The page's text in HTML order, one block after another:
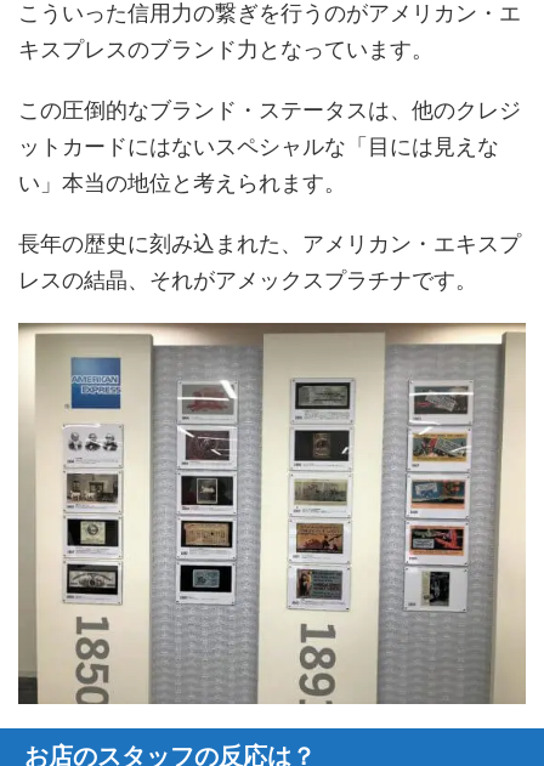
こういった信用力の繋ぎを行うのがアメリカン・エ
キスプレスのブランド力となっています。
この圧倒的なブランド・ステータスは、他のクレジ
ットカードにはないスペシャルな「目には見えな
い」本当の地位と考えられます。
長年の歴史に刻み込まれた、アメリカン・エキスプ
レスの結晶、それがアメックスプラチナです。
お店のスタッフの反応は？